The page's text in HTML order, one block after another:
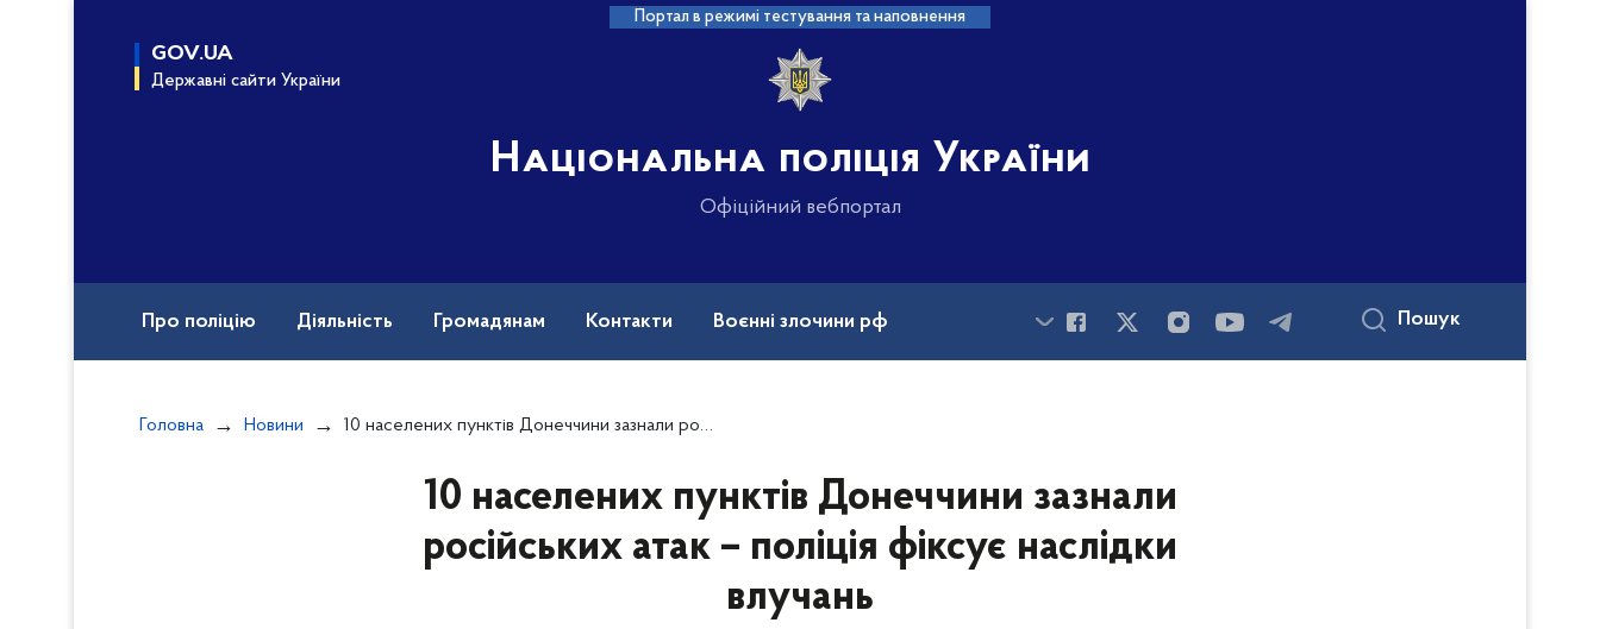
Портал в режимі тестування та наповнення
GOV.UA
Державні сайти України
Національна поліція України
Офіційний вебпортал
Про поліцію Діяльність Громадянам Контакти Воєнні злочини рф Пошук
Головна Новини 10 населених пунктів Донеччини зазнали російських атак – поліція фіксує наслідки влучань
10 населених пунктів Донеччини зазнали
російських атак – поліція фіксує наслідки
влучань